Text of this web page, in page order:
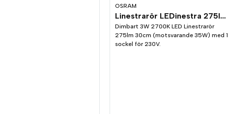
OSRAM
Linestrarör LEDinestra 275lm 1-sockel (S14d) 2700K Dim
Dimbart 3W 2700K LED Linestrarör
275lm 30cm (motsvarande 35W) med 1
sockel för 230V.